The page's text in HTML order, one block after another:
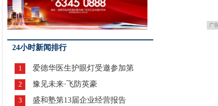
广
24小时新闻排行
1 爱德华医生护眼灯受邀参加第
2 豫见未来·飞防英豪
3 盛和塾第13届企业经营报告